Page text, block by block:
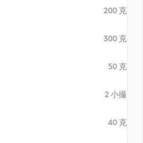
200 克
300 克
50 克
2 小撮
40 克